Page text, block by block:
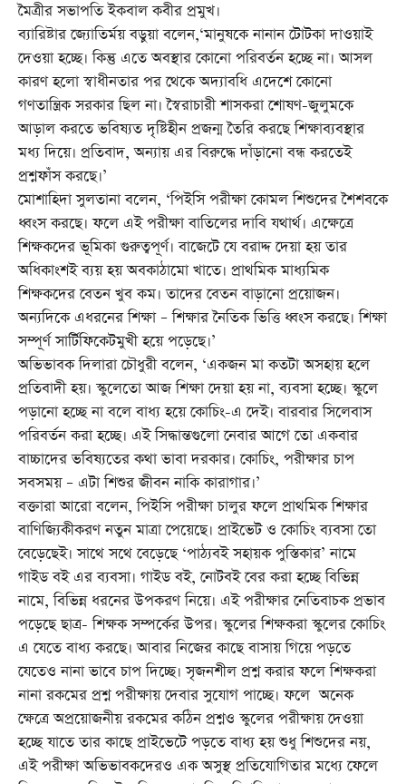
মৈত্রীর সভাপতি ইকবাল কবীর প্রমুখ।
ব্যারিষ্টার জ্যোতির্ময় বড়ুয়া বলেন,‘মানুষকে নানান টোটকা দাওয়াই
দেওয়া হচ্ছে। কিন্তু এতে অবস্থার কোনো পরিবর্তন হচ্ছে না। আসল
কারণ হলো স্বাধীনতার পর থেকে অদ্যাবধি এদেশে কোনো
গণতান্ত্রিক সরকার ছিল না। স্বৈরাচারী শাসকরা শোষণ-জুলুমকে
আড়াল করতে ভবিষ্যত দৃষ্টিহীন প্রজন্ম তৈরি করছে শিক্ষাব্যবস্থার
মধ্য দিয়ে। প্রতিবাদ, অন্যায় এর বিরুদ্ধে দাঁড়ানো বন্ধ করতেই
প্রশ্নফাঁস করছে।’
মোশাহিদা সুলতানা বলেন, ‘পিইসি পরীক্ষা কোমল শিশুদের শৈশবকে
ধ্বংস করছে। ফলে এই পরীক্ষা বাতিলের দাবি যথার্থ। এক্ষেত্রে
শিক্ষকদের ভূমিকা গুরুত্বপূর্ণ। বাজেটে যে বরাদ্দ দেয়া হয় তার
অধিকাংশই ব্যয় হয় অবকাঠামো খাতে। প্রাথমিক মাধ্যমিক
শিক্ষকদের বেতন খুব কম। তাদের বেতন বাড়ানো প্রয়োজন।
অন্যদিকে এধরনের শিক্ষা – শিক্ষার নৈতিক ভিত্তি ধ্বংস করছে। শিক্ষা
সম্পূর্ণ সার্টিফিকেটমুখী হয়ে পড়েছে।’
অভিভাবক দিলারা চৌধুরী বলেন, ‘একজন মা কতটা অসহায় হলে
প্রতিবাদী হয়। স্কুলেতো আজ শিক্ষা দেয়া হয় না, ব্যবসা হচ্ছে। স্কুলে
পড়ানো হচ্ছে না বলে বাধ্য হয়ে কোচিং-এ দেই। বারবার সিলেবাস
পরিবর্তন করা হচ্ছে। এই সিদ্ধান্তগুলো নেবার আগে তো একবার
বাচ্চাদের ভবিষ্যতের কথা ভাবা দরকার। কোচিং, পরীক্ষার চাপ
সবসময় – এটা শিশুর জীবন নাকি কারাগার।’
বক্তারা আরো বলেন, পিইসি পরীক্ষা চালুর ফলে প্রাথমিক শিক্ষার
বাণিজ্যিকীকরণ নতুন মাত্রা পেয়েছে। প্রাইভেট ও কোচিং ব্যবসা তো
বেড়েছেই। সাথে সথে বেড়েছে ‘পাঠ্যবই সহায়ক পুস্তিকার’ নামে
গাইড বই এর ব্যবসা। গাইড বই, নোটবই বের করা হচ্ছে বিভিন্ন
নামে, বিভিন্ন ধরনের উপকরণ নিয়ে। এই পরীক্ষার নেতিবাচক প্রভাব
পড়েছে ছাত্র- শিক্ষক সম্পর্কের উপর। স্কুলের শিক্ষকরা স্কুলের কোচিং
এ যেতে বাধ্য করছে। আবার নিজের কাছে বাসায় গিয়ে পড়তে
যেতেও নানা ভাবে চাপ দিচ্ছে। সৃজনশীল প্রশ্ন করার ফলে শিক্ষকরা
নানা রকমের প্রশ্ন পরীক্ষায় দেবার সুযোগ পাচ্ছে। ফলে অনেক
ক্ষেত্রে অপ্রয়োজনীয় রকমের কঠিন প্রশ্নও স্কুলের পরীক্ষায় দেওয়া
হচ্ছে যাতে তার কাছে প্রাইভেটে পড়তে বাধ্য হয় শুধু শিশুদের নয়,
এই পরীক্ষা অভিভাবকদেরও এক অসুস্থ প্রতিযোগিতার মধ্যে ফেলে